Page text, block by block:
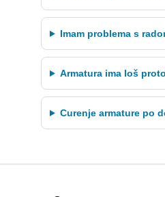
Imam problema s
Armatura ima loš
Curenje armature po